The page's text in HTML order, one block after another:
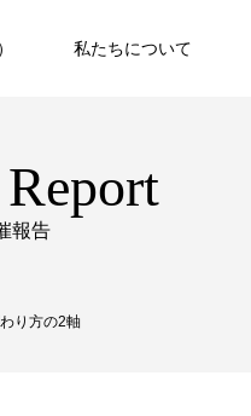
私たちについて
報告
り方の2軸